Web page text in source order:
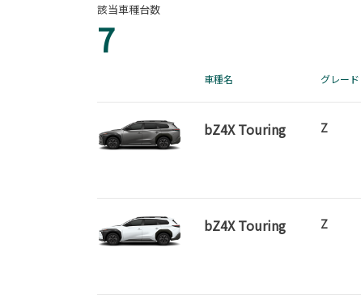
該当車種台数
7
車種名 グレード
bZ4X Touring Z
bZ4X Touring Z